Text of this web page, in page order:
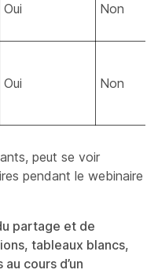
Oui Non
Oui Non
peut se voir
pendant le webinaire
partage et de
tableaux blancs,
cours d’un